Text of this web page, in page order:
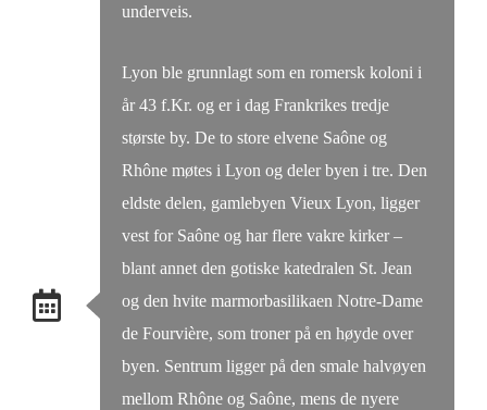
underveis.
Lyon ble grunnlagt som en romersk koloni i
år 43 f.Kr. og er i dag Frankrikes tredje
største by. De to store elvene Saône og
Rhône møtes i Lyon og deler byen i tre. Den
eldste delen, gamlebyen Vieux Lyon, ligger
vest for Saône og har flere vakre kirker –
blant annet den gotiske katedralen St. Jean
og den hvite marmorbasilikaen Notre-Dame
de Fourvière, som troner på en høyde over
byen. Sentrum ligger på den smale halvøyen
mellom Rhône og Saône, mens de nyere